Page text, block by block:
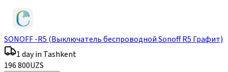
SONOFF -R5 (Выключатель беспроводной Sonoff R5 Графит)
1 day in Tashkent
196 800UZS